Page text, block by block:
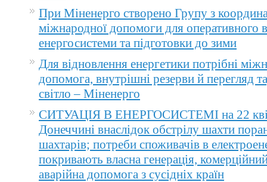
При Міненерго створено Групу з
міжнародної допомоги для оперативного
енергосистеми та підготовки до зими
Для відновлення енергетики потрібні
допомога, внутрішні резерви й перегляд
світло – Міненерго
СИТУАЦІЯ В ЕНЕРГОСИСТЕМІ на 22
Донеччині внаслідок обстрілу шахти
шахтарів; потреби споживачів в
покривають власна генерація,
аварійна допомога з сусідніх країн